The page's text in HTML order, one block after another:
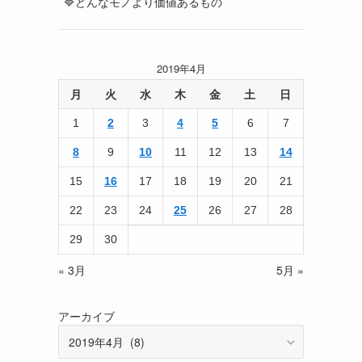
2019年4月
月 火 水 木 金 土 日
1 2 3 4 5 6 7
8 9 10 11 12 13 14
15 16 17 18 19 20 21
22 23 24 25 26 27 28
29 30
« 3月 5月 »
アーカイブ